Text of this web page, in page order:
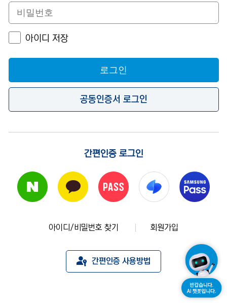
아이디 저장
로그인
공동인증서 로그인
간편인증 로그인
아이디/비밀번호 찾기 회원가입
간편인증 사용방법